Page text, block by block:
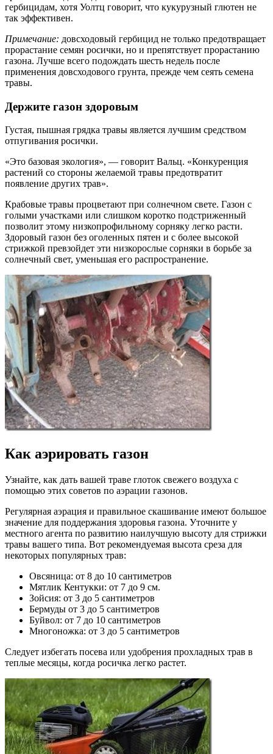
гербицидам, хотя Уолтц говорит, что кукурузный глютен не
так эффективен.
Примечание: довсходовый гербицид не только предотвращает
прорастание семян росички, но и препятствует прорастанию
газона. Лучше всего подождать шесть недель после
применения довсходового грунта, прежде чем сеять семена
травы.
Держите газон здоровым
Густая, пышная грядка травы является лучшим средством
отпугивания росички.
«Это базовая экология», — говорит Вальц. «Конкуренция
растений со стороны желаемой травы предотвратит
появление других трав».
Крабовые травы процветают при солнечном свете. Газон с
голыми участками или слишком коротко подстриженный
позволит этому низкопрофильному сорняку легко расти.
Здоровый газон без оголенных пятен и с более высокой
стрижкой превзойдет эти низкорослые сорняки в борьбе за
солнечный свет, уменьшая его распространение.
Как аэрировать газон
Узнайте, как дать вашей траве глоток свежего воздуха с
помощью этих советов по аэрации газонов.
Регулярная аэрация и правильное скашивание имеют большое
значение для поддержания здоровья газона. Уточните у
местного агента по развитию наилучшую высоту для стрижки
травы вашего типа. Вот рекомендуемая высота среза для
некоторых популярных трав:
Овсяница: от 8 до 10 сантиметров
Мятлик Кентукки: от 7 до 9 см.
Зойсия: от 3 до 5 сантиметров
Бермуды от 3 до 5 сантиметров
Буйвол: от 7 до 10 сантиметров
Многоножка: от 3 до 5 сантиметров
Следует избегать посева или удобрения прохладных трав в
теплые месяцы, когда росичка легко растет.